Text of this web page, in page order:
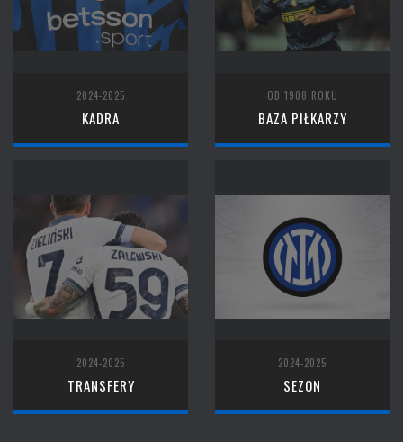
2024-2025
KADRA
OD 1908 ROKU
BAZA PIŁKARZY
2024-2025
TRANSFERY
2024-2025
SEZON